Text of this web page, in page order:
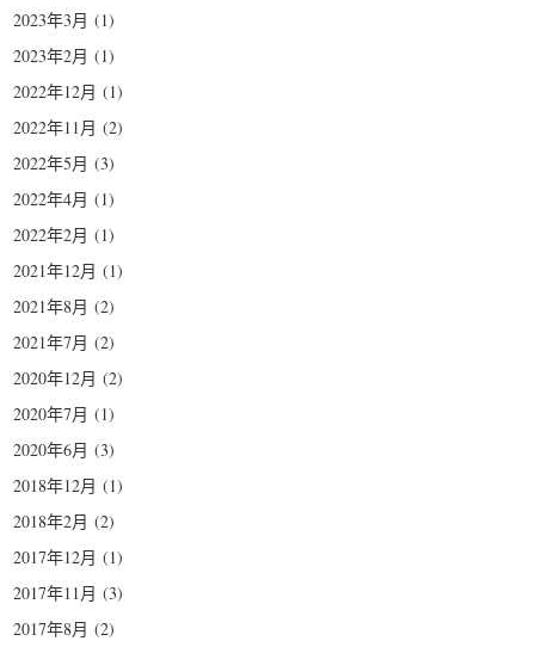
2023年3月 (1)
2023年2月 (1)
2022年12月 (1)
2022年11月 (2)
2022年5月 (3)
2022年4月 (1)
2022年2月 (1)
2021年12月 (1)
2021年8月 (2)
2021年7月 (2)
2020年12月 (2)
2020年7月 (1)
2020年6月 (3)
2018年12月 (1)
2018年2月 (2)
2017年12月 (1)
2017年11月 (3)
2017年8月 (2)